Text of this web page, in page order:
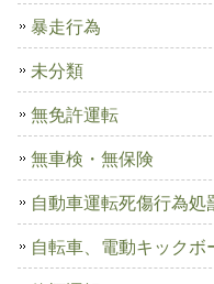
暴走行為
未分類
無免許運転
無車検・無保険
自動車運転死傷行為処
自転車、電動キックボ